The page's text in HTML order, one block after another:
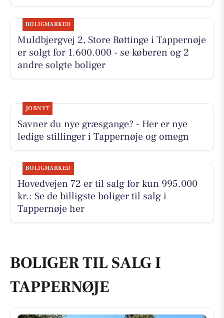
BOLIGMARKED
Muldbjergvej 2, Store Røttinge i Tappernøje
er solgt for 1.600.000 - se køberen og 2
andre solgte boliger
JOBNYT
Savner du nye græsgange? - Her er nye
ledige stillinger i Tappernøje og omegn
BOLIGMARKED
Hovedvejen 72 er til salg for kun 995.000
kr.: Se de billigste boliger til salg i
Tappernøje her
BOLIGER TIL SALG I
TAPPERNØJE